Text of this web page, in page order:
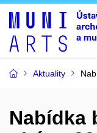
Aktuality
Nabídka